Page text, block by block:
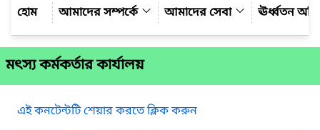
আমাদের সম্পর্কে
আমাদের সেবা ঊর্ধ্বতন
মৎস্য কর্মকর্তার কার্যালয়
এই কনটেন্টটি শেয়ার করতে ক্লিক করুন